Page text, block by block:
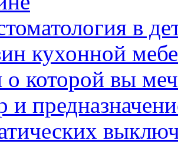
в
кухонной
о которой вы
и